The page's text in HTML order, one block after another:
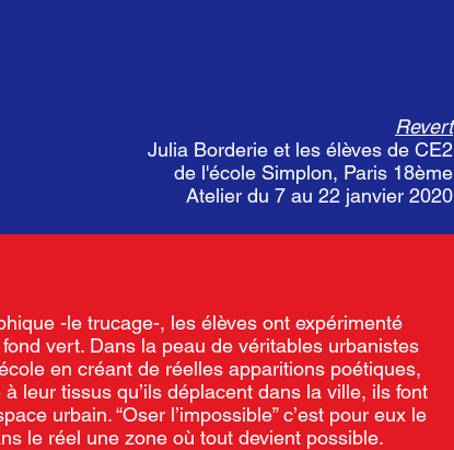
Revert
Julia Borderie et les élèves de CE2
de l'école Simplon, Paris 18ème
Atelier du 7 au 22 janvier 2020
-le trucage-, les élèves ont expérimenté
vert. Dans la peau de véritables urbanistes
en créant de réelles apparitions poétiques,
leur tissus qu’ils déplacent dans la ville, ils font
urbain. “Oser l’impossible” c’est pour eux le
le réel une zone où tout devient possible.